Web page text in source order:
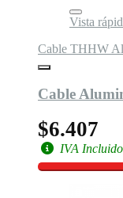
Vista
Cable THHW
Cable
$6.407
IVA Incluido